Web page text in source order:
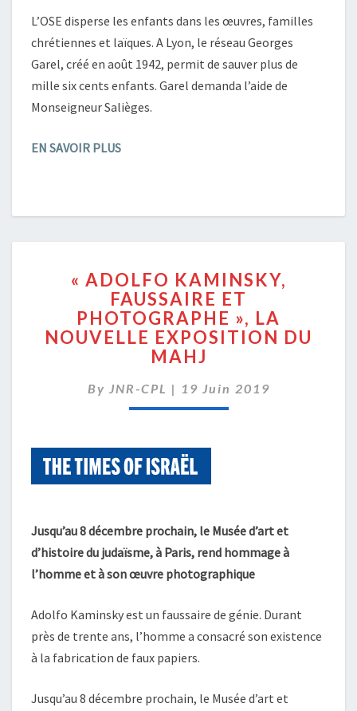
L’OSE disperse les enfants dans les œuvres, familles
chrétiennes et laïques. A Lyon, le réseau Georges
Garel, créé en août 1942, permit de sauver plus de
mille six cents enfants. Garel demanda l’aide de
Monseigneur Salièges.
EN SAVOIR PLUS
ADOLFO
KAMINSKY,
FAUSSAIRE
ET
PHOTOGRAPHE
»,
LA
NOUVELLE
MAHJ
« ADOLFO KAMINSKY,
FAUSSAIRE ET
PHOTOGRAPHE », LA
NOUVELLE EXPOSITION DU
MAHJ
By JNR-CPL | 19 Juin 2019
Jusqu’au 8 décembre prochain, le Musée d’art et
d’histoire du judaïsme, à Paris, rend hommage à
l’homme et à son œuvre photographique
Adolfo Kaminsky est un faussaire de génie. Durant
près de trente ans, l’homme a consacré son existence
à la fabrication de faux papiers.
Jusqu’au 8 décembre prochain, le Musée d’art et